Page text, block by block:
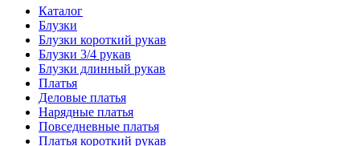
Каталог
Блузки
Блузки короткий рукав
Блузки 3/4 рукав
Блузки длинный рукав
Платья
Деловые платья
Нарядные платья
Повседневные платья
Платья короткий рукав